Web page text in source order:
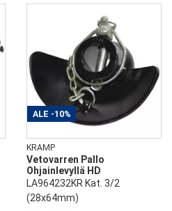
ALE -10%
KRAMP
Vetovarren Pallo
Ohjainlevyllä HD
LA964232KR Kat. 3/2
(28x64mm)